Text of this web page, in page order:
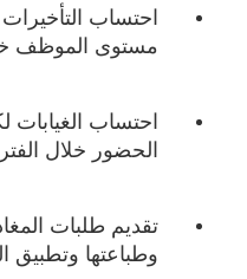
احتساب
مستوى الموظف
احتساب
الحضور خلال
تقديم طلبات
وطباعتها وتطبيق